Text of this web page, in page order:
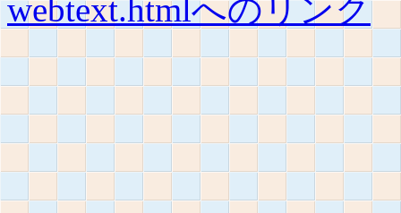
webtext.htmlへのリンク